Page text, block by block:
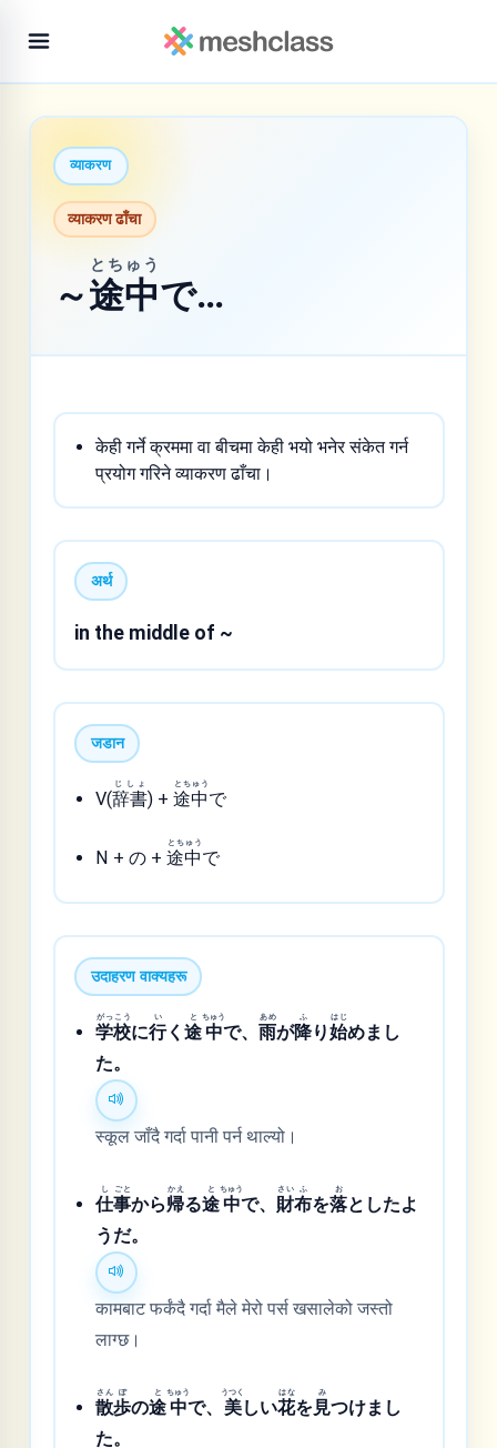
व्याकरण
व्याकरण ढाँचा
～途中
とちゅう
で…
केही गर्ने क्रममा वा बीचमा केही भयो भनेर संकेत गर्न
प्रयोग गरिने व्याकरण ढाँचा।
अर्थ
in the middle of ~
जडान
V(辞書
じしょ
) +途中
とちゅう
で
N + の +途中
とちゅう
で
उदाहरण वाक्यहरू
学
がっ
校
こう
に行
い
く途
と
中
ちゅう
で、雨
あめ
が降
ふ
り始
はじ
めまし
た。
स्कूल जाँदै गर्दा पानी पर्न थाल्यो।
仕
し
事
ごと
から帰
かえ
る途
と
中
ちゅう
で、 財
さい
布
ふ
を落
お
としたよ
うだ。
कामबाट फर्कंदै गर्दा मैले मेरो पर्स खसालेको जस्तो
लाग्छ।
散
さん
歩
ぽ
の途
と
中
ちゅう
で、 美
うつく
しい花
はな
を見
み
つけまし
た。